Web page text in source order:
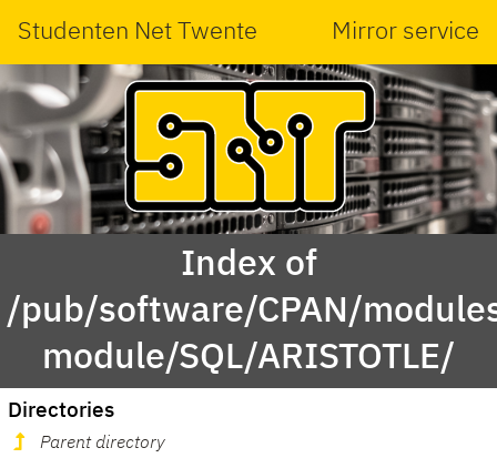
Studenten Net Twente Mirror service
Index of
/pub/software/CPAN/
module/SQL/ARISTOTLE/
Directories
Parent directory